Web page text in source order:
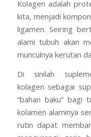
Kolagen adalah
kita, menjadi
ligamen. Seiring
alami tubuh akan
munculnya kerutan
Di sinilah
kolagen sebagai
“bahan baku” bagi
kolamen alaminya
rutin dapat